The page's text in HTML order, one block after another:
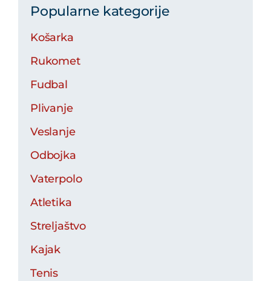
Popularne kategorije
Košarka
Rukomet
Fudbal
Plivanje
Veslanje
Odbojka
Vaterpolo
Atletika
Streljaštvo
Kajak
Tenis